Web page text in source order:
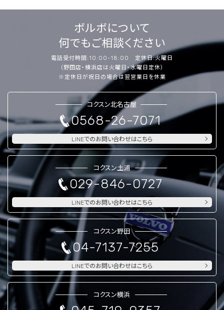
ボルボについて
何でもご相談ください
電話受付時間:10:00-18:00 定休日:火曜日
（野田店・横浜店は火曜日・水曜日定休）
※定休日が祝日の場合は翌営業日を休業
コクスン北名古屋
0568-26-7071
LINEでのお問い合わせはこちら
コクスン土浦
029-846-0727
LINEでのお問い合わせはこちら
コクスン野田
04-7137-7255
LINEでのお問い合わせはこちら
コクスン横浜